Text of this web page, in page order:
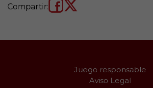
Compartir:
Juego responsable
Aviso Legal